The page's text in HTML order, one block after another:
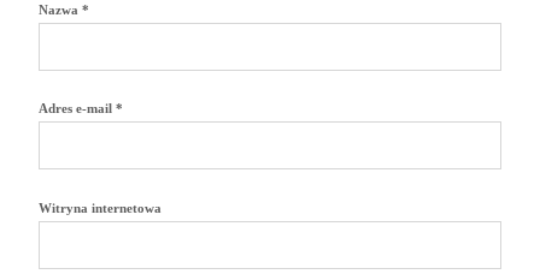
Nazwa *
Adres e-mail *
Witryna internetowa